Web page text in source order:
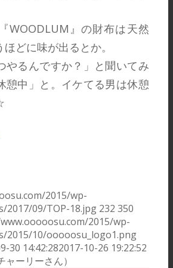
WOODLUM』の財布は天然
どに味が出るとか。
やるんですか？」と聞いてみ
憩中」と。イケてる男は休憩
2015/wp-
2017/09/TOP-18.jpg 232 350
2015/wp-
2015/10/ooooosu_logo1.png
30 14:42:282017-10-26 19:22:52
ーリーさん）